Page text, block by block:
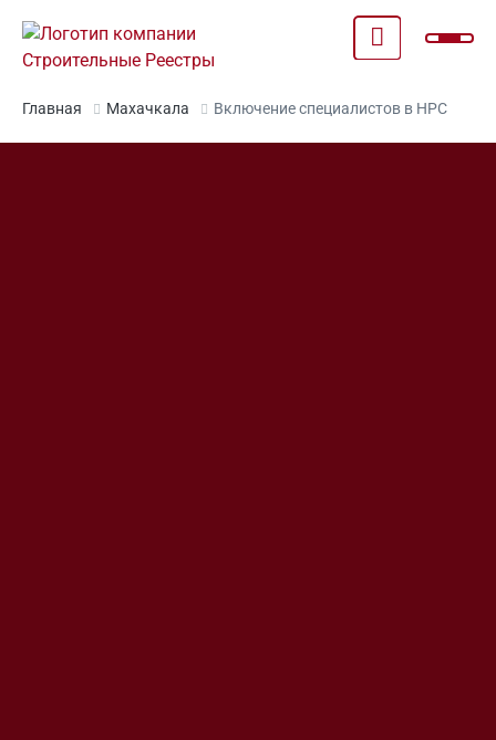
Главная Махачкала Включение специалистов в НРС